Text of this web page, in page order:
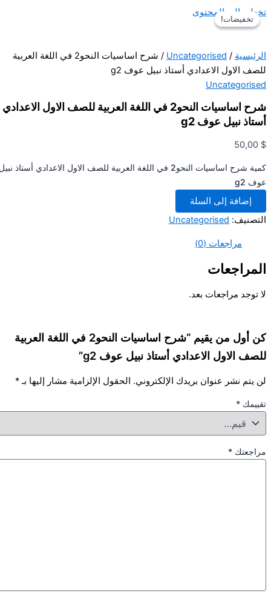
تخطي إلى المحتوى
الرئيسية/
Uncategorised
/ شرح اساسيات النحو2 في اللغة العربية
للصف الاول الاعدادي أستاذ نبيل عوف g2
Uncategorised
شرح اساسيات النحو2 في اللغة العربية للصف الاول الاعدادي
أستاذ نبيل عوف g2
50,00$
كمية شرح اساسيات النحو2 في اللغة العربية للصف الاول الاعدادي أستاذ نبيل
عوف g2
إضافة إلى السلة
التصنيف:Uncategorised
مراجعات (0)
المراجعات
لا توجد مراجعات بعد.
كن أول من يقيم “شرح اساسيات النحو2 في اللغة العربية
للصف الاول الاعدادي أستاذ نبيل عوف g2”
لن يتم نشر عنوان بريدك الإلكتروني. الحقول الإلزامية مشار إليها بـ*
تقييمك*
مراجعتك*
تخفيضات!
تخفيضات!